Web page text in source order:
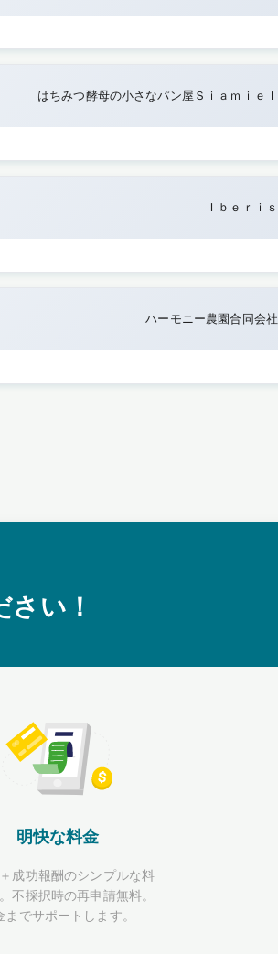
はちみつ酵母の小さなパン屋Ｓｉａｍｉｅｌ
Ｉｂｅｒｉｓ
ハーモニー農園合同会社
い！
明快な料金
成功報酬のシンプルな料
不採択時の再申請無料。
までサポートします。